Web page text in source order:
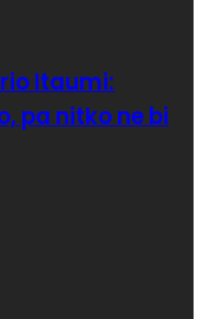
Itaumi:
pa nitko ne bi